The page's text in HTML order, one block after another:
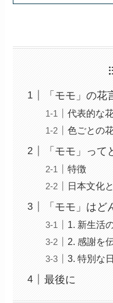
「モモ」の花
代表的な
色ごとの
「モモ」って
特徴
日本文化
「モモ」はど
1. 新生活
2. 感謝を
3. 特別な
最後に